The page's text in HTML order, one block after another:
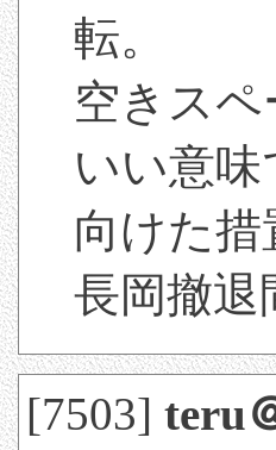
転。
空きス
いい意
向けた措
長岡撤
[7503]teru